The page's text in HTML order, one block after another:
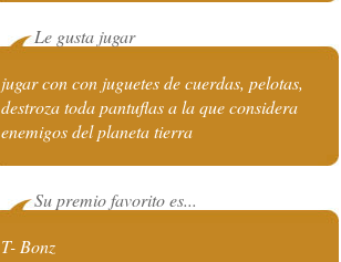
Le gusta jugar
jugar con con juguetes de cuerdas, pelotas,
destroza toda pantuflas a la que considera
enemigos del planeta tierra
Su premio favorito es...
T- Bonz